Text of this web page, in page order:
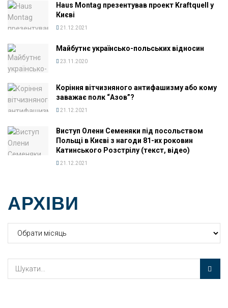
Haus Montag презентував проект Kraftquell у
Києві
21.12.2021
Майбутнє українсько-польських відносин
23.11.2020
Коріння вітчизняного антифашизму або кому
заважає полк “Азов”?
21.12.2021
Виступ Олени Семеняки під посольством
Польщі в Києві з нагоди 81-их роковин
Катинського Розстрілу (текст, відео)
21.12.2021
АРХІВИ
Архіви